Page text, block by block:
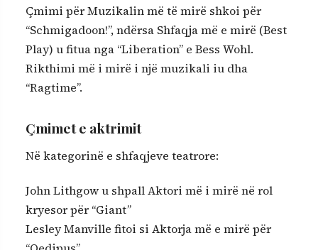
Çmimi për Muzikalin më të mirë shkoi për
“Schmigadoon!”, ndërsa Shfaqja më e mirë (Best
Play) u fitua nga “Liberation” e Bess Wohl.
Rikthimi më i mirë i një muzikali iu dha
“Ragtime”.
Çmimet e aktrimit
Në kategorinë e shfaqjeve teatrore:
John Lithgow u shpall Aktori më i mirë në rol
kryesor për “Giant”
Lesley Manville fitoi si Aktorja më e mirë për